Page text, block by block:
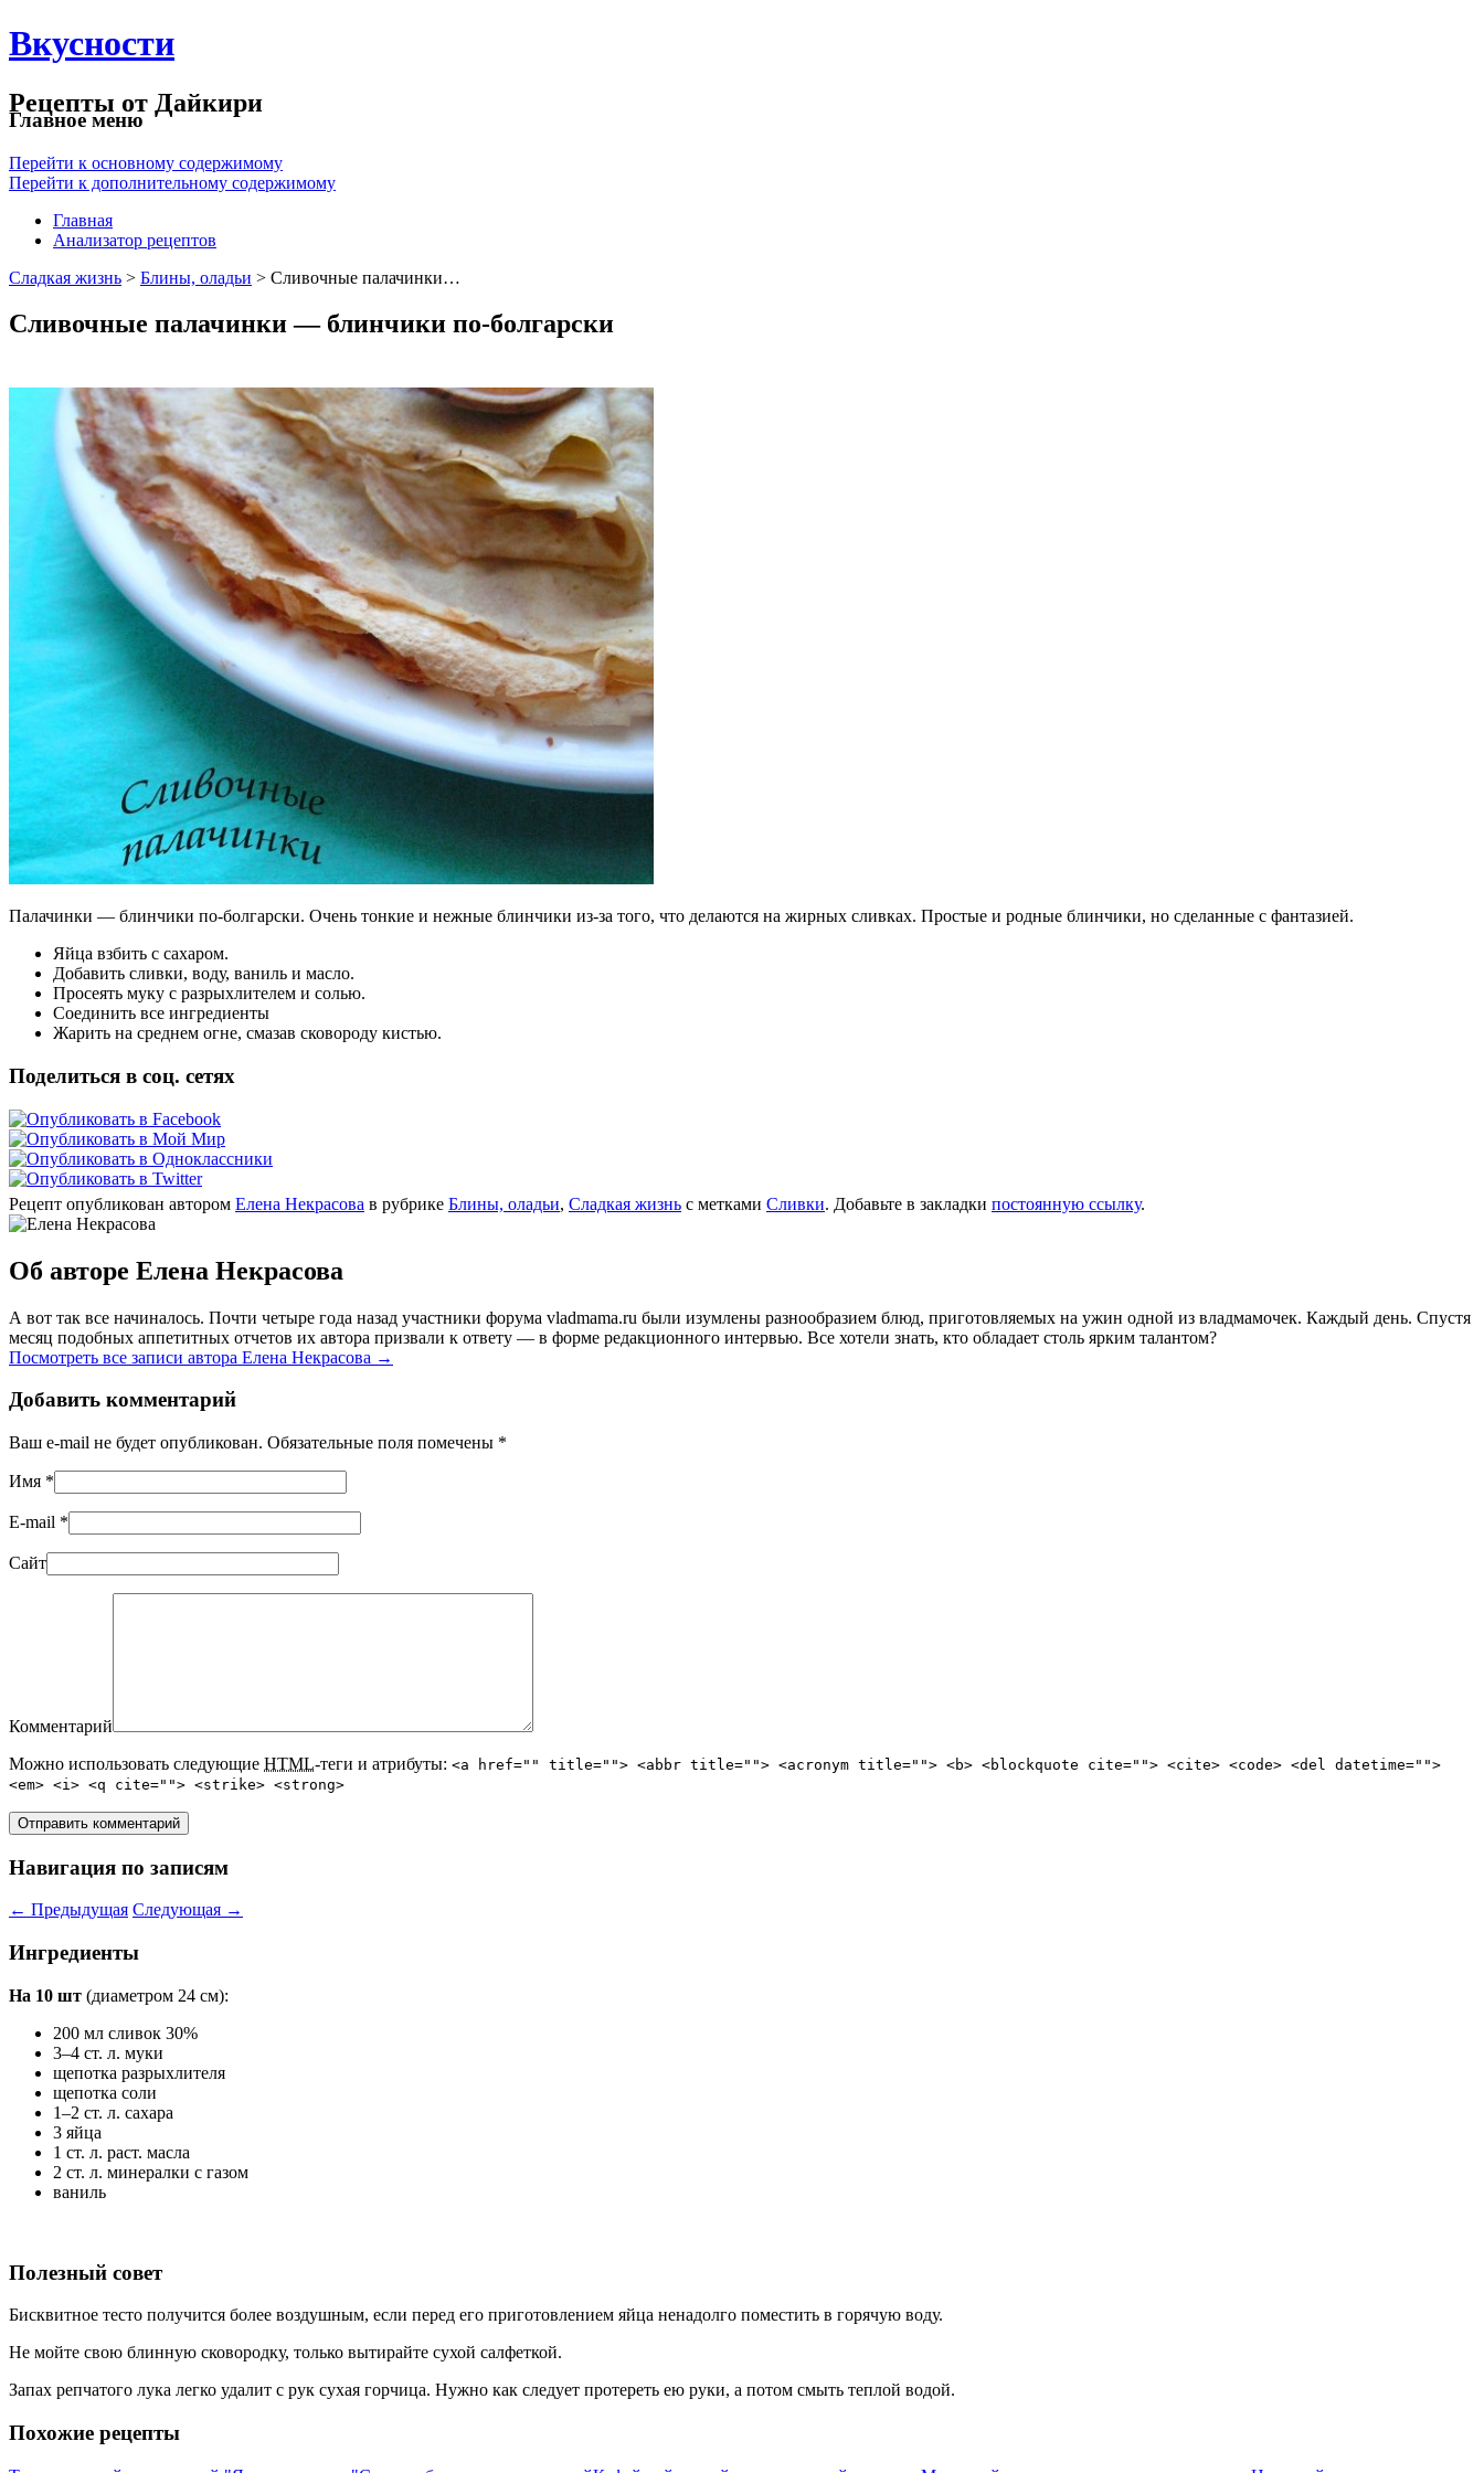
Вкусности
Рецепты от Дайкири
Главное меню
Перейти к основному содержимому
Перейти к дополнительному содержимому
Главная
Анализатор рецептов
Сладкая жизнь > Блины, оладьи > Сливочные палачинки…
Сливочные палачинки — блинчики по-болгарски
Палачинки — блинчики по-болгарски. Очень тонкие и нежные блинчики из-за того, что делаются на жирных сливках. Простые и родные блинчики, но сделанные с фантазией.
Яйца взбить с сахаром.
Добавить сливки, воду, ваниль и масло.
Просеять муку с разрыхлителем и солью.
Соединить все ингредиенты
Жарить на среднем огне, смазав сковороду кистью.
Поделиться в соц. сетях
Рецепт опубликован автором Елена Некрасова в рубрике Блины, оладьи, Сладкая жизнь с метками Сливки. Добавьте в закладки постоянную ссылку.
Об авторе Елена Некрасова
А вот так все начиналось. Почти четыре года назад участники форума vladmama.ru были изумлены разнообразием блюд, приготовляемых на ужин одной из владмамочек. Каждый день. Спустя
месяц подобных аппетитных отчетов их автора призвали к ответу — в форме редакционного интервью. Все хотели знать, кто обладает столь ярким талантом?
Посмотреть все записи автора Елена Некрасова →
Добавить комментарий
Ваш e-mail не будет опубликован. Обязательные поля помечены *
Имя *
E-mail *
Сайт
Комментарий
Можно использовать следующие HTML-теги и атрибуты: <a href="" title=""> <abbr title=""> <acronym title=""> <b> <blockquote cite=""> <cite> <code> <del datetime="">
<em> <i> <q cite=""> <strike> <strong>
Навигация по записям
← Предыдущая Следующая →
Ингредиенты
На 10 шт (диаметром 24 см):
200 мл сливок 30%
3–4 ст. л. муки
щепотка разрыхлителя
щепотка соли
1–2 ст. л. сахара
3 яйца
1 ст. л. раст. масла
2 ст. л. минералки с газом
ваниль
Полезный совет
Бисквитное тесто получится более воздушным, если перед его приготовлением яйца ненадолго поместить в горячую воду.
Не мойте свою блинную сковородку, только вытирайте сухой салфеткой.
Запах репчатого лука легко удалит с рук сухая горчица. Нужно как следует протереть ею руки, а потом смыть теплой водой.
Похожие рецепты